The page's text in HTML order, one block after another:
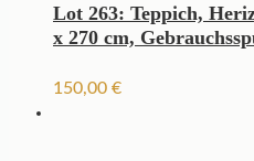
Lot 263: Teppich,
x 270 cm,
150,00 €